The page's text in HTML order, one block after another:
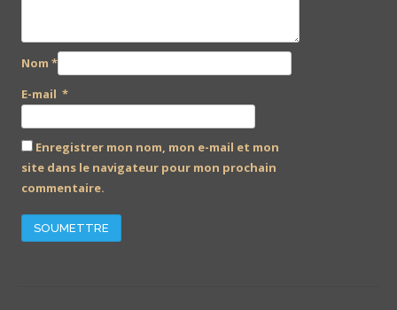
Nom*
E-mail*
Enregistrer mon nom, mon e-mail et mon
site dans le navigateur pour mon prochain
commentaire.